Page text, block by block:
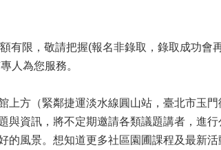
有限，敬請把握(報名非錄取，錄取成功會
人為您服務。
上方（緊鄰捷運淡水線圓山站，臺北市玉
與資訊，將不定期邀請各類議題講者，進
風景。想知道更多社區園圃課程及最新